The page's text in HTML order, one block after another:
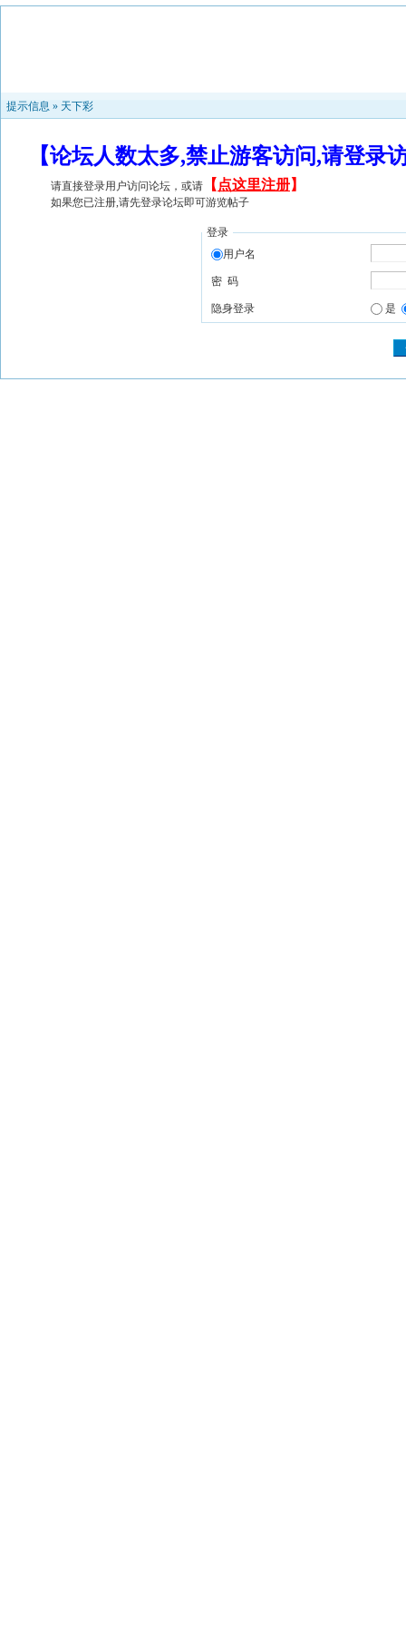
提示信息 » 天下彩
【论坛人数太多,禁止游客访问,请登
请直接登录用户访问论坛，或请 【 点这里注册】
如果您已注册,请先登录论坛即可游览帖子
登录
用户名
密 码
隐身登录 是